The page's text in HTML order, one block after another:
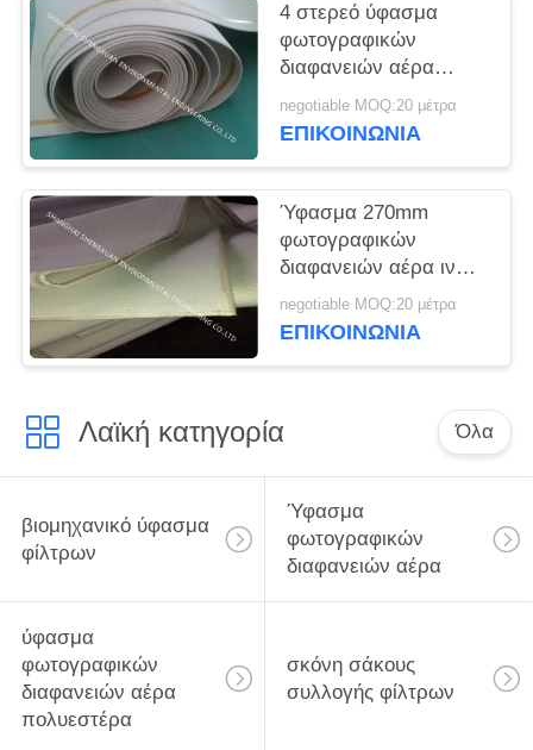
4 στερεό ύφασμα
φωτογραφικών
διαφανειών αέρα
ύφανσης πτυχών,
ύφασμα ιμάντα χιλ.
negotiable MOQ:20 μέτρα
ΕΠΙΚΟΙΝΩΝΊΑ
Ύφασμα 270mm
φωτογραφικών
διαφανειών αέρα ινών
της PET πλάτος για το
σύστημα απαλλαγής
negotiable MOQ:20 μέτρα
ΕΠΙΚΟΙΝΩΝΊΑ
Λαϊκή κατηγορία Όλα
βιομηχανικό ύφασμα
φίλτρων
Ύφασμα
φωτογραφικών
διαφανειών αέρα
ύφασμα
φωτογραφικών
διαφανειών αέρα
πολυεστέρα
σκόνη σάκους
συλλογής φίλτρων